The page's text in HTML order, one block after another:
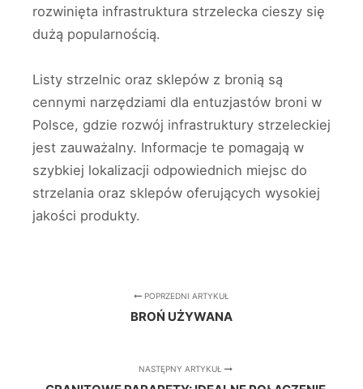
rozwinięta infrastruktura strzelecka cieszy się
dużą popularnością.
Listy strzelnic oraz sklepów z bronią są
cennymi narzędziami dla entuzjastów broni w
Polsce, gdzie rozwój infrastruktury strzeleckiej
jest zauważalny. Informacje te pomagają w
szybkiej lokalizacji odpowiednich miejsc do
strzelania oraz sklepów oferujących wysokiej
jakości produkty.
POPRZEDNI ARTYKUŁ
BROŃ UŻYWANA
NASTĘPNY ARTYKUŁ